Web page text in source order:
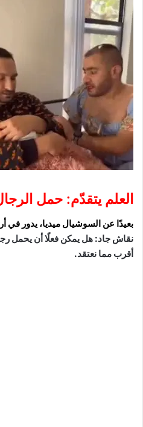
العلم يتقدّم: حمل
بعيدًا عن السوشيال ميديا، يدور في
نقاش جاد: هل يمكن فعلًا أن يحمل
أقرب مما نعتقد.